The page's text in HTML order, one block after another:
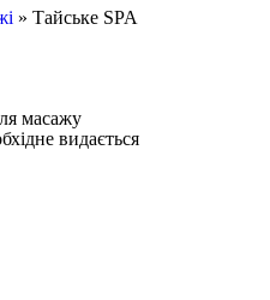
» Тайське SPA
видається